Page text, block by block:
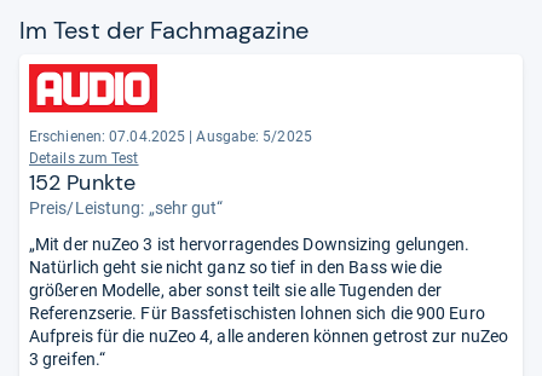
Im Test der Fach­ma­ga­zine
Erschienen: 07.04.2025 | Ausgabe: 5/2025
Details zum Test
152 Punkte
Preis/Leistung: „sehr gut“
„Mit der nuZeo 3 ist hervorragendes Downsizing gelungen.
Natürlich geht sie nicht ganz so tief in den Bass wie die
größeren Modelle, aber sonst teilt sie alle Tugenden der
Referenzserie. Für Bassfetischisten lohnen sich die 900 Euro
Aufpreis für die nuZeo 4, alle anderen können getrost zur nuZeo
3 greifen.“